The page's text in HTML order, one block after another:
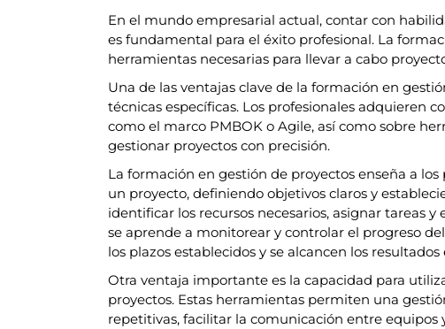
En el mundo empresarial actual, contar con
es fundamental para el éxito profesional. La
herramientas necesarias para llevar a cabo
Una de las ventajas clave de la formación en
técnicas específicas. Los profesionales adquieren
como el marco PMBOK o Agile, así como sobre
gestionar proyectos con precisión.
La formación en gestión de proyectos enseña a
un proyecto, definiendo objetivos claros y
identificar los recursos necesarios, asignar tareas
se aprende a monitorear y controlar el progreso
los plazos establecidos y se alcancen los resultados
Otra ventaja importante es la capacidad para
proyectos. Estas herramientas permiten una
repetitivas, facilitar la comunicación entre equipos